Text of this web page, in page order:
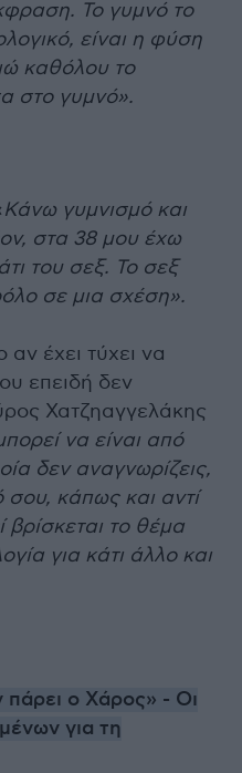
Το γυμνό το
είναι η φύση
καθόλου το
στο γυμνό».
Κάνω γυμνισμό και
στα 38 μου έχω
του σεξ. Το σεξ
σε μια σχέση».
έχει τύχει να
επειδή δεν
Χατζηαγγελάκης
να είναι από
δεν αναγνωρίζεις,
κάπως και αντί
βρίσκεται το θέμα
για κάτι άλλο και
πάρει ο Χάρος» - Οι
για τη